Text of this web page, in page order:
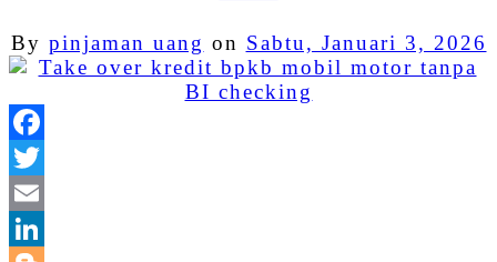
By pinjaman uang on Sabtu, Januari 3, 2026